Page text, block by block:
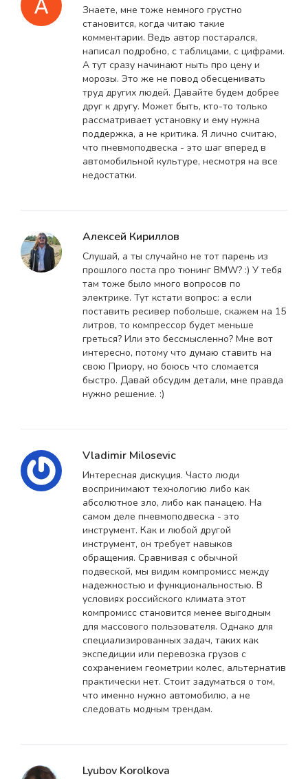
Знаете, мне тоже немного грустно
становится, когда читаю такие
комментарии. Ведь автор постарался,
написал подробно, с таблицами, с цифрами.
А тут сразу начинают ныть про цену и
морозы. Это же не повод обесценивать
труд других людей. Давайте будем добрее
друг к другу. Может быть, кто-то только
рассматривает установку и ему нужна
поддержка, а не критика. Я лично считаю,
что пневмоподвеска - это шаг вперед в
автомобильной культуре, несмотря на все
недостатки.
Алексей Кириллов
Слушай, а ты случайно не тот парень из
прошлого поста про тюнинг BMW? :) У тебя
там тоже было много вопросов по
электрике. Тут кстати вопрос: а если
поставить ресивер побольше, скажем на 15
литров, то компрессор будет меньше
греться? Или это бессмысленно? Мне вот
интересно, потому что думаю ставить на
свою Приору, но боюсь что сломается
быстро. Давай обсудим детали, мне правда
нужно решение. :)
Vladimir Milosevic
Интересная дискуция. Часто люди
воспринимают технологию либо как
абсолютное зло, либо как панацею. На
самом деле пневмоподвеска - это
инструмент. Как и любой другой
инструмент, он требует навыков
обращения. Сравнивая с обычной
подвеской, мы видим компромисс между
надежностью и функциональностью. В
условиях российского климата этот
компромисс становится менее выгодным
для массового пользователя. Однако для
специализированных задач, таких как
экспедиции или перевозка грузов с
сохранением геометрии колес, альтернатив
практически нет. Стоит задуматься о том,
что именно нужно автомобилю, а не
следовать модным трендам.
Lyubov Korolkova